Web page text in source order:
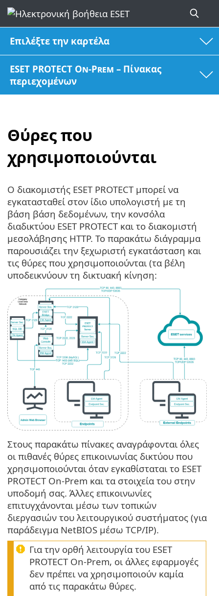
Επιλέξτε την καρτέλα
ESET PROTECT On-Prem – Πίνακας
περιεχομένων
Θύρες που
χρησιμοποιούνται
Ο διακομιστής ESET PROTECT μπορεί να
εγκατασταθεί στον ίδιο υπολογιστή με τη
βάση βάση δεδομένων, την κονσόλα
διαδικτύου ESET PROTECT και το διακομιστή
μεσολάβησης HTTP. Το παρακάτω διάγραμμα
παρουσιάζει την ξεχωριστή εγκατάσταση και
τις θύρες που χρησιμοποιούνται (τα βέλη
υποδεικνύουν τη δικτυακή κίνηση:
Στους παρακάτω πίνακες αναγράφονται όλες
οι πιθανές θύρες επικοινωνίας δικτύου που
χρησιμοποιούνται όταν εγκαθίσταται το ESET
PROTECT On-Prem και τα στοιχεία του στην
υποδομή σας. Άλλες επικοινωνίες
επιτυγχάνονται μέσω των τοπικών
διεργασιών του λειτουργικού συστήματος (για
παράδειγμα NetBIOS μέσω TCP/IP).
Για την ορθή λειτουργία του ESET
PROTECT On-Prem, οι άλλες εφαρμογές
δεν πρέπει να χρησιμοποιούν καμία
από τις παρακάτω θύρες.